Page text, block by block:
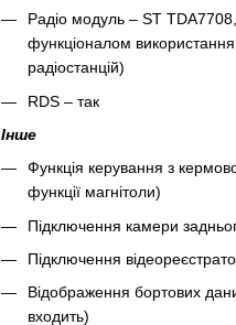
Радіо модуль – ST
функціоналом
радіостанцій)
RDS – так
Інше
Функція керування з
функції магнітоли)
Підключення камери
Підключення
Відображення бортових
входить)